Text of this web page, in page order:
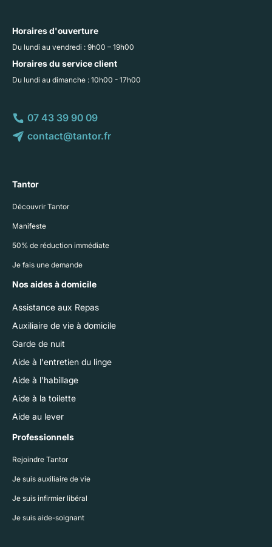
Horaires d'ouverture
Du lundi au vendredi : 9h00 – 19h00
Horaires du service client
Du lundi au dimanche : 10h00 - 17h00
07 43 39 90 09
contact@tantor.fr
Tantor
Découvrir Tantor
Manifeste
50% de réduction immédiate
Je fais une demande
Nos aides à domicile
Assistance aux Repas
Auxiliaire de vie à domicile
Garde de nuit
Aide à l'entretien du linge
Aide à l'habillage
Aide à la toilette
Aide au lever
Professionnels
Rejoindre Tantor
Je suis auxiliaire de vie
Je suis infirmier libéral
Je suis aide-soignant